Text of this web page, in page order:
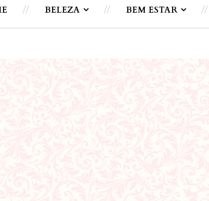
BELEZA BEM ESTAR